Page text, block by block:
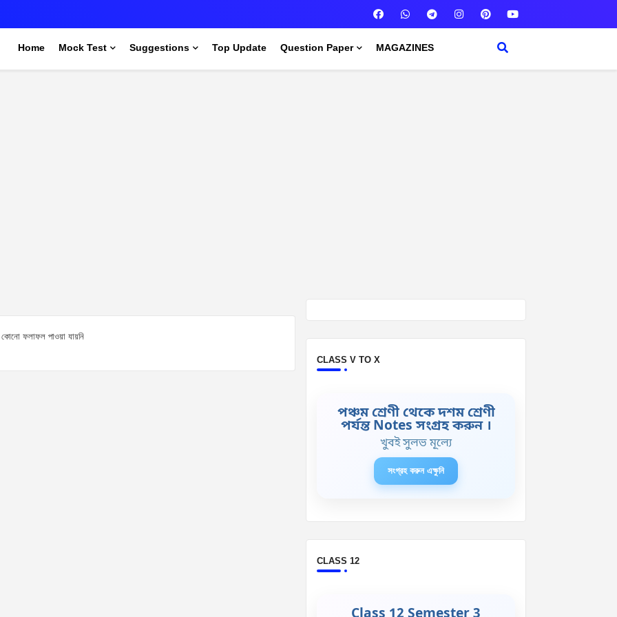
Home Mock Test Suggestions Top Update Question Paper MAGAZINES
কোনো ফলাফল পাওয়া যায়নি
CLASS V TO X
পঞ্চম শ্রেণী থেকে দশম শ্রেণী
পর্যন্ত Notes সংগ্রহ করুন ।
খুবই সুলভ মূল্যে
সংগ্রহ করুন এক্ষুনি
CLASS 12